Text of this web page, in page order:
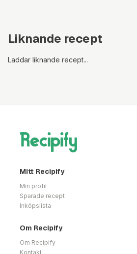
Liknande recept
Laddar liknande recept...
Mitt Recipify
Min profil
Sparade recept
Inköpslista
Om Recipify
Om Recipify
Kontakt